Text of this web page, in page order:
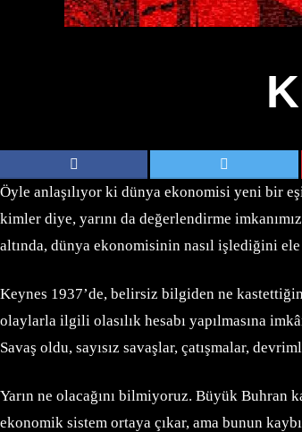
Öyle anlaşılıyor ki dünya ekonomisi yeni bir
kimler diye, yarını da değerlendirme
altında, dünya ekonomisinin nasıl işlediğini
Keynes 1937’de, belirsiz bilgiden ne
olaylarla ilgili olasılık hesabı yapılmasına
Savaş oldu, sayısız savaşlar, çatışmalar,
Yarın ne olacağını bilmiyoruz. Büyük Buhran
ekonomik sistem ortaya çıkar, ama bunun